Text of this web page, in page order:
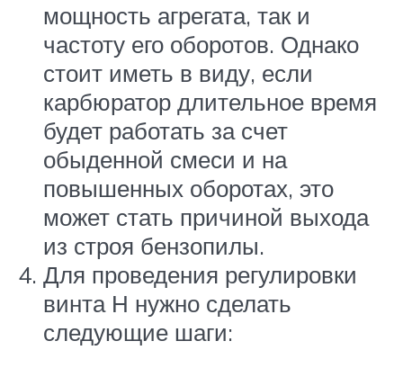
мощность агрегата, так и
частоту его оборотов. Однако
стоит иметь в виду, если
карбюратор длительное время
будет работать за счет
обыденной смеси и на
повышенных оборотах, это
может стать причиной выхода
из строя бензопилы.
Для проведения регулировки
винта Н нужно сделать
следующие шаги: